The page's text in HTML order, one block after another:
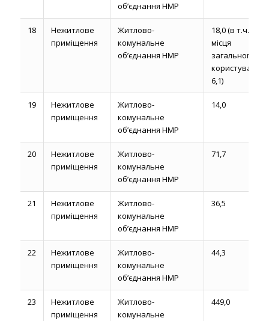
об’єднання НМР
18
Нежитлове
приміщення
Житлово-
комунальне
об’єднання НМР
18,0 (в т.ч.
місця
загального
користування
6,1)
19
Нежитлове
приміщення
Житлово-
комунальне
об’єднання НМР
14,0
20
Нежитлове
приміщення
Житлово-
комунальне
об’єднання НМР
71,7
21
Нежитлове
приміщення
Житлово-
комунальне
об’єднання НМР
36,5
22
Нежитлове
приміщення
Житлово-
комунальне
об’єднання НМР
44,3
23
Нежитлове
приміщення
Житлово-
комунальне
449,0